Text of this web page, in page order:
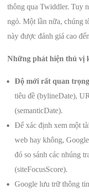
thông qua Twiddler. Tuy
ngỏ. Một lần nữa, chúng
này được đánh giá cao
Những phát hiện thú vị
Độ mới rất quan trọng
tiêu đề (bylineDate),
(semanticDate).
Để xác định xem một
web hay không,
đó so sánh các nhúng
(siteFocusScore).
Google lưu trữ thông